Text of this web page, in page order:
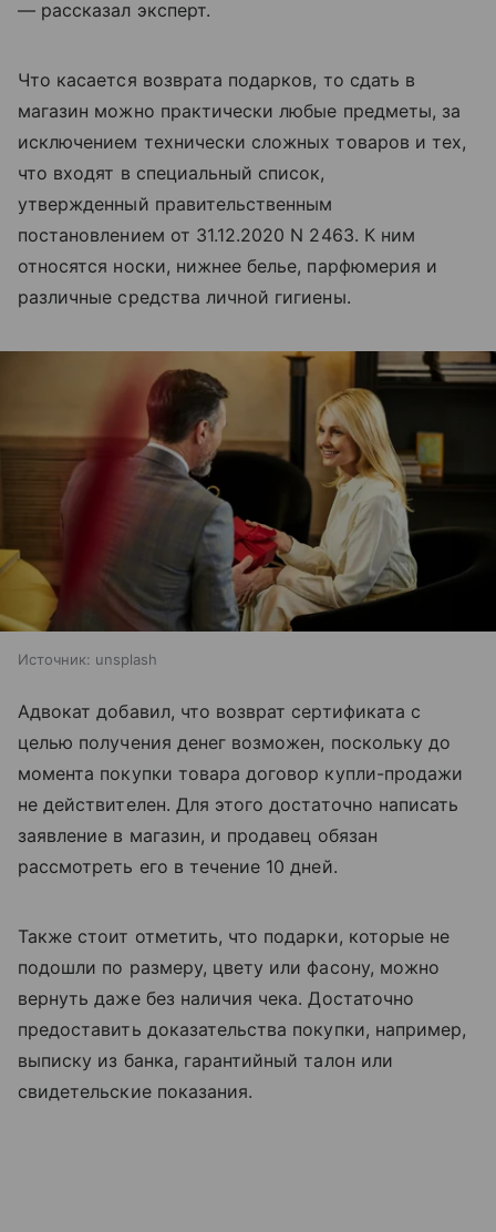
— рассказал эксперт.
Что касается возврата подарков, то сдать в
магазин можно практически любые предметы, за
исключением технически сложных товаров и тех,
что входят в специальный список,
утвержденный правительственным
постановлением от 31.12.2020 N 2463. К ним
относятся носки, нижнее белье, парфюмерия и
различные средства личной гигиены.
Источник: unsplash
Адвокат добавил, что возврат сертификата с
целью получения денег возможен, поскольку до
момента покупки товара договор купли-продажи
не действителен. Для этого достаточно написать
заявление в магазин, и продавец обязан
рассмотреть его в течение 10 дней.
Также стоит отметить, что подарки, которые не
подошли по размеру, цвету или фасону, можно
вернуть даже без наличия чека. Достаточно
предоставить доказательства покупки, например,
выписку из банка, гарантийный талон или
свидетельские показания.